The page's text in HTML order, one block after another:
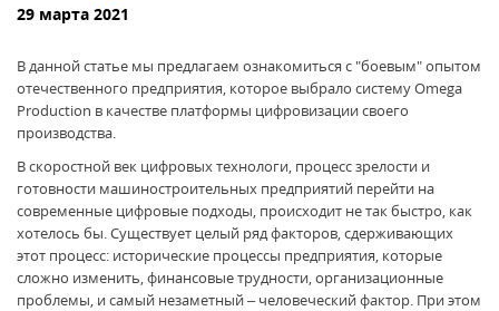
29 марта 2021
В данной статье мы предлагаем ознакомиться с "боевым" опытом
отечественного предприятия, которое выбрало систему Omega
Production в качестве платформы цифровизации своего
производства.
В скоростной век цифровых технологи, процесс зрелости и
готовности машиностроительных предприятий перейти на
современные цифровые подходы, происходит не так быстро, как
хотелось бы. Существует целый ряд факторов, сдерживающих
этот процесс: исторические процессы предприятия, которые
сложно изменить, финансовые трудности, организационные
проблемы, и самый незаметный – человеческий фактор. При этом